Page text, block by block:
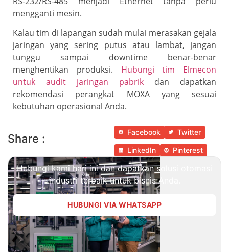
mengganti mesin.
Kalau tim di lapangan sudah mulai merasakan gejala
jaringan yang sering putus atau lambat, jangan
tunggu sampai downtime benar-benar
menghentikan produksi.
Hubungi tim Elmecon
untuk audit jaringan pabrik dan dapatkan
rekomendasi perangkat MOXA yang sesuai
kebutuhan operasional Anda.
Share : Facebook Twitter
LinkedIn Pinterest
Hubungi kami hari ini dan dapatkan solusi otomasi
industri terbaik untuk bisnis Anda.
HUBUNGI VIA WHATSAPP